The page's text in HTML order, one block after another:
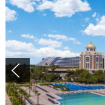
ЛИЦЕНЗ И
ПОДАРЪЧЕН ВАУЧЕР
БАНКОВИ СМЕТКИ
ИСКАМ ДА НАУЧА